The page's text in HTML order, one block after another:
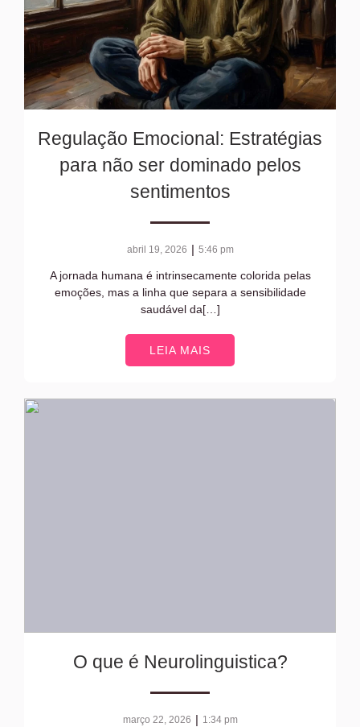
Regulação Emocional: Estratégias
para não ser dominado pelos
sentimentos
abril 19, 2026 | 5:46 pm
A jornada humana é intrinsecamente colorida pelas
emoções, mas a linha que separa a sensibilidade
saudável da[…]
LEIA MAIS
O que é Neurolinguistica?
março 22, 2026 | 1:34 pm